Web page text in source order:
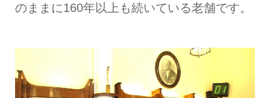
のままに160年以上も続いている老舗です。